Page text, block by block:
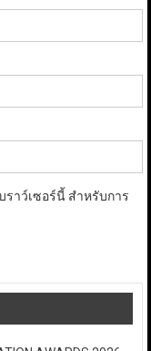
าว์เซอร์นี้ สำหรับการ